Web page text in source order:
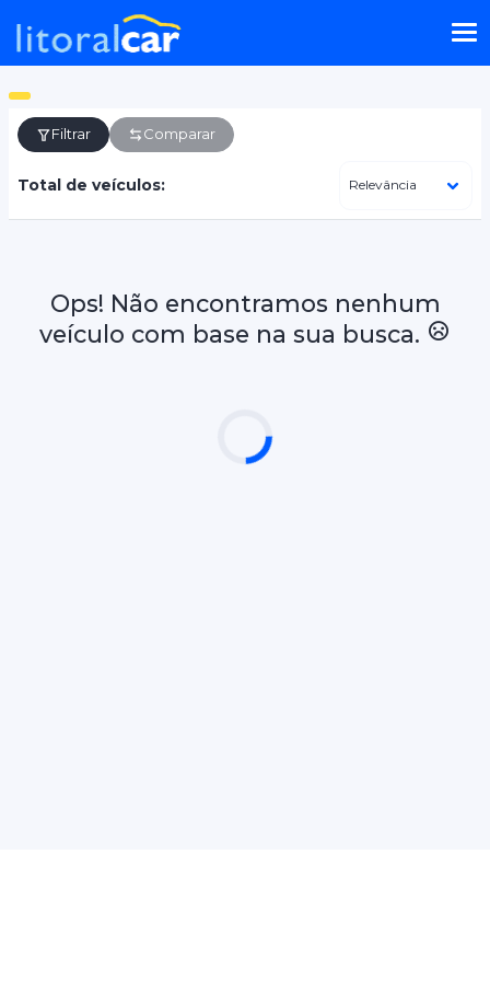
Filtrar Comparar
Total de veículos:
Ops! Não encontramos nenhum
veículo com base na sua busca.